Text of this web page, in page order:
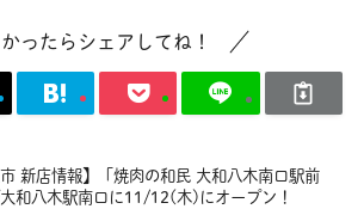
ったらシェアしてね！
市 新店情報】「焼肉の和民 大和八木南口駅前
和八木駅南口に11/12(木)にオープン！